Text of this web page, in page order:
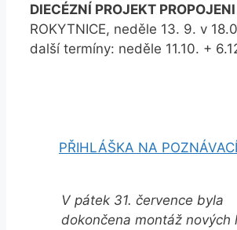
DIECÉZNÍ PROJEKT
ROKYTNICE, neděle 13. 9. v
další termíny: neděle 11.10. +
PŘIHLÁŠKA NA
V pátek 31. července byla
dokončena montáž nových